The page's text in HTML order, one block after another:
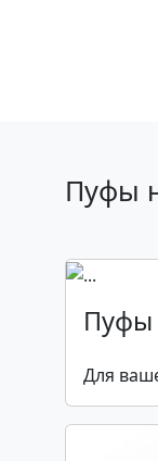
Пуфы
Пуфы
Для